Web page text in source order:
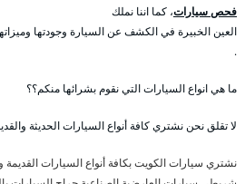
فحص سيارات، كما اننا نملك
العين الخبيرة في الكشف عن السيارة وجودتها
.
ما هي انواع السيارات التي نقوم بشرائها منكم؟؟
لا تقلق نحن نشتري كافة أنواع السيارات الحديثة
نشتري سيارات الكويت بكافة أنواع السيارات القديمة